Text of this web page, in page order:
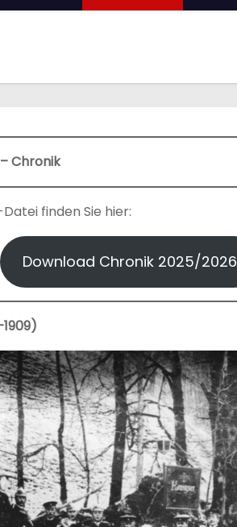
Chronik
finden Sie hier:
Download Chronik 2025/2026